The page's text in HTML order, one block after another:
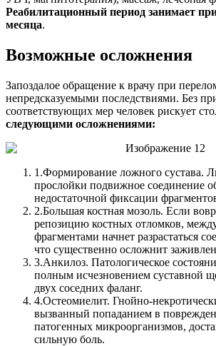
Реабилитационный период занимает
месяца.
Возможные осложнения
Запоздалое обращение к врачу при
непредсказуемыми последствиями. Без
соответствующих мер человек рискует
следующими осложнениями:
1.Формирование ложного сустава.
прослойки подвижное соединение
недостаточной фиксации
2.Большая костная мозоль. Если
репозицию костных отломков,
фрагментами начнет разрастаться
что существенно осложнит
3.Анкилоз. Патологическое
полным исчезновением суставной
двух соседних фаланг.
4.Остеомиелит. Гнойно-
вызванный попаданием в
патогенных микроорганизмов,
сильную боль.